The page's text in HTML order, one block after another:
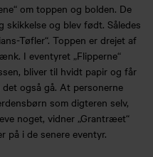
om toppen og bolden. De
og blev født. Således
Tøfler“. Toppen er drejet af
I eventyret „Flipperne“
bliver til hvidt papir og får
også gå. At personerne
som digteren selv,
noget, vidner „Grantræet“
på i de senere eventyr.